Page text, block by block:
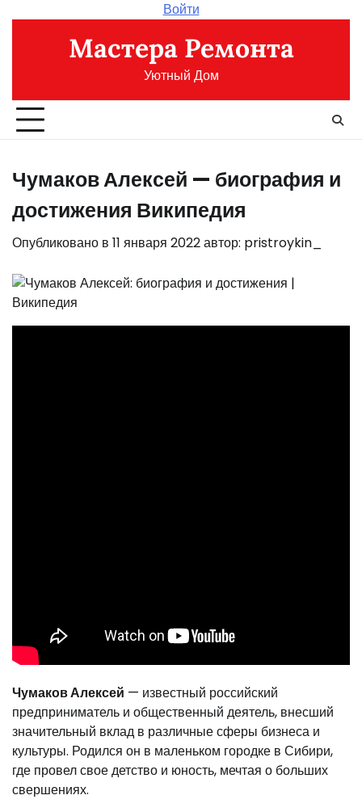
содержимому
Войти
Мастера Ремонта
Уютный Дом
Чумаков Алексей — биография и
достижения Википедия
Опубликовано в 11 января 2022автор: pristroykin_
Чумаков Алексей — известный российский
предприниматель и общественный деятель, внесший
значительный вклад в различные сферы бизнеса и
культуры. Родился он в маленьком городке в Сибири,
где провел свое детство и юность, мечтая о больших
свершениях.